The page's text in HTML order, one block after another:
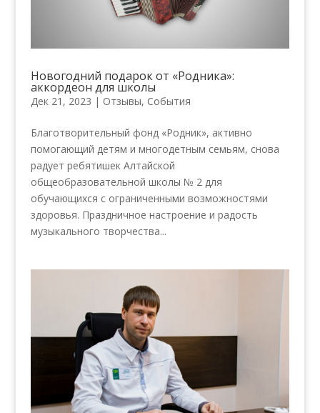
Новогодний подарок от «Родника»:
аккордеон для школы
Дек 21, 2023 | Отзывы, События
Благотворительный фонд «Родник», активно
помогающий детям и многодетным семьям, снова
радует ребятишек Алтайской
общеобразовательной школы № 2 для
обучающихся с ограниченными возможностями
здоровья. Праздничное настроение и радость
музыкального творчества...